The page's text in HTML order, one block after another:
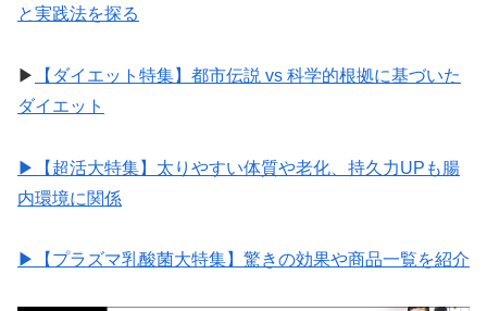
と実践法を探る
▶︎
【ダイエット特集】都市伝説 vs 科学的根拠に基づいた
ダイエット
▶︎【超活大特集】太りやすい体質や老化、持久力UPも腸
内環境に関係
▶︎【プラズマ乳酸菌大特集】驚きの効果や商品一覧を紹介